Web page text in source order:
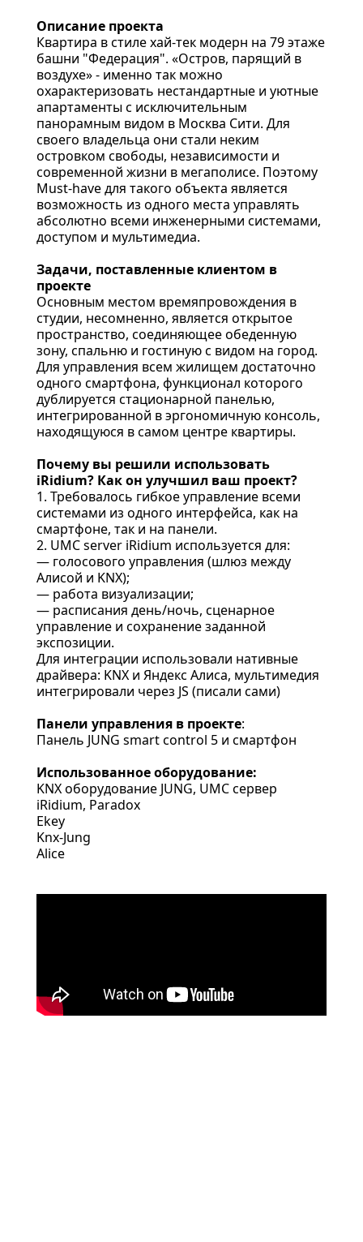
Описание проекта
Квартира в стиле хай-тек модерн на 79 этаже
башни "Федерация". «Остров, парящий в
воздухе» - именно так можно
охарактеризовать нестандартные и уютные
апартаменты с исключительным
панорамным видом в Москва Сити. Для
своего владельца они стали неким
островком свободы, независимости и
современной жизни в мегаполисе. Поэтому
Must-have для такого объекта является
возможность из одного места управлять
абсолютно всеми инженерными системами,
доступом и мультимедиа.
Задачи, поставленные клиентом в
проекте
Основным местом времяпровождения в
студии, несомненно, является открытое
пространство, соединяющее обеденную
зону, спальню и гостиную с видом на город.
Для управления всем жилищем достаточно
одного смартфона, функционал которого
дублируется стационарной панелью,
интегрированной в эргономичную консоль,
находящуюся в самом центре квартиры.
Почему вы решили использовать
iRidium? Как он улучшил ваш проект?
1. Требовалось гибкое управление всеми
системами из одного интерфейса, как на
смартфоне, так и на панели.
2. UMC server iRidium используется для:
— голосового управления (шлюз между
Алисой и KNX);
— работа визуализации;
— расписания день/ночь, сценарное
управление и сохранение заданной
экспозиции.
Для интеграции использовали нативные
драйвера: KNX и Яндекс Алиса, мультимедия
интегрировали через JS (писали сами)
Панели управления в проекте:
Панель JUNG smart control 5 и смартфон
Использованное оборудование:
KNX оборудование JUNG, UMC сервер
iRidium, Paradox
Ekey
Knx-Jung
Alice